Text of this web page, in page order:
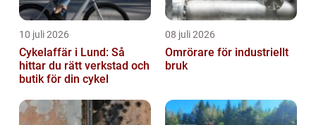
10 juli 2026
Cykelaffär i Lund: Så
hittar du rätt verkstad och
butik för din cykel
08 juli 2026
Omrörare för industriellt
bruk